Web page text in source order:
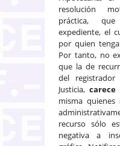
resolución
práctica,
expediente, el
por quien
Por tanto, no
que la de
del
Justicia,
misma
recurso sólo
negativa a